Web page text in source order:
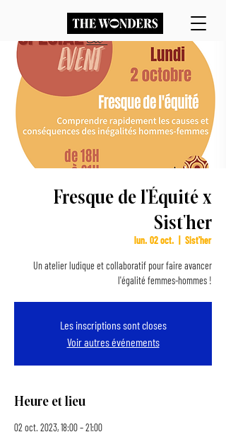
Fresque de l'Équité x
Sist'her
lun. 02 oct. Sist'her
Un atelier ludique et collaboratif pour faire avancer
l'égalité femmes-hommes !
Les inscriptions sont closes
Voir autres événements
Heure et lieu
02 oct. 2023, 18:00 – 21:00